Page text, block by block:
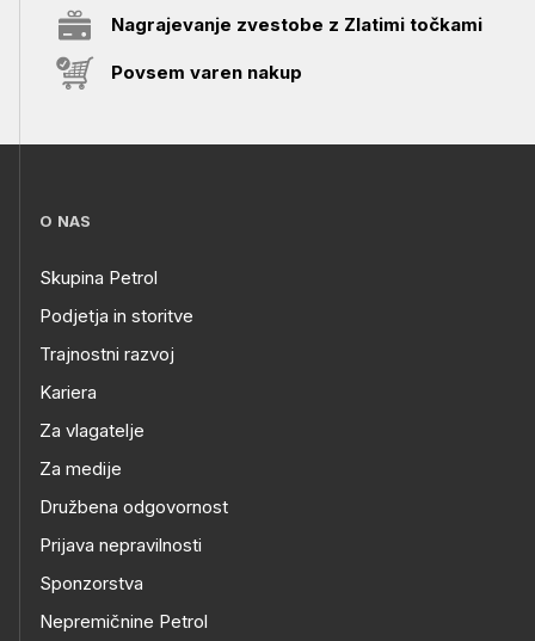
Nagrajevanje zvestobe z Zlatimi točkami
Povsem varen nakup
O NAS
Skupina Petrol
Podjetja in storitve
Trajnostni razvoj
Kariera
Za vlagatelje
Za medije
Družbena odgovornost
Prijava nepravilnosti
Sponzorstva
Nepremičnine Petrol